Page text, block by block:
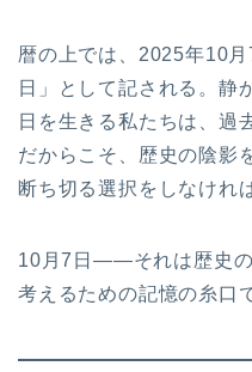
暦の上では、2025年10
日」として記される。静
日を生きる私たちは、過
だからこそ、歴史の陰影
断ち切る選択をしなけれ
10月7日――それは歴史の
考えるための記憶の糸口